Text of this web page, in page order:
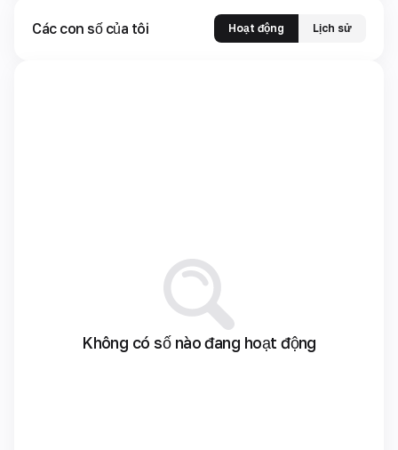
Các con số của tôi Hoạt động Lịch sử
Không có số nào đang hoạt động